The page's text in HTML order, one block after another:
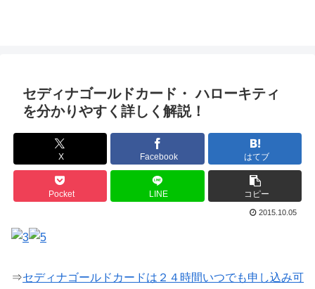
セディナゴールドカード・ ハローキティ
を分かりやすく詳しく解説！
X Facebook はてブ
Pocket LINE コピー
2015.10.05
⇒セディナゴールドカードは２４時間いつでも申し込み可